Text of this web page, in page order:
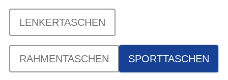
LENKERTASCHEN
RAHMENTASCHEN SPORTTASCHEN